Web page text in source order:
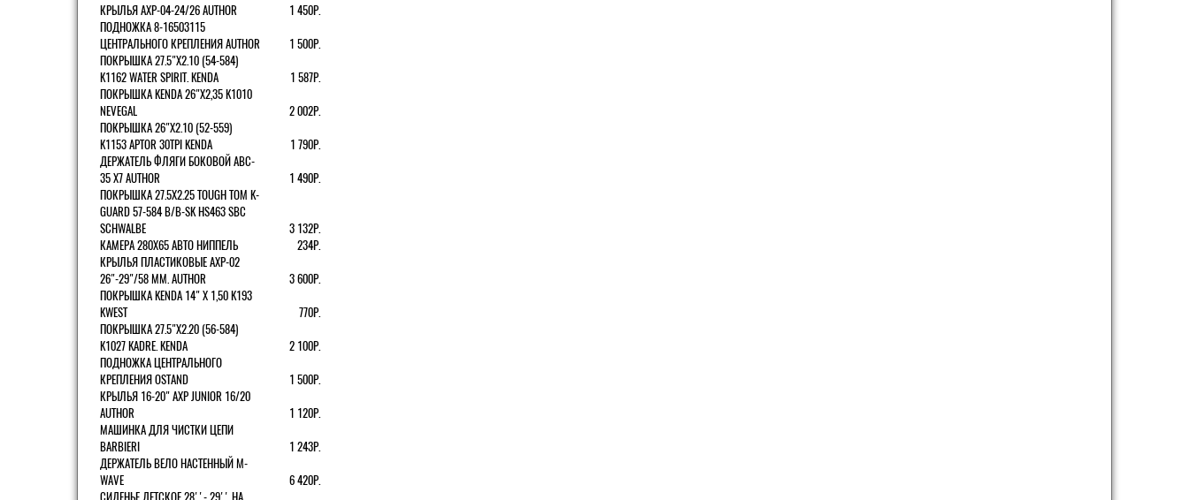
КРЫЛЬЯ AXP-04-24/26 AUTHOR
1 450Р.
ПОДНОЖКА 8-16503115
ЦЕНТРАЛЬНОГО КРЕПЛЕНИЯ AUTHOR
1 500Р.
ПОКРЫШКА 27.5"Х2.10 (54-584)
K1162 WATER SPIRIT. KENDA
1 587Р.
ПОКРЫШКА KENDA 26"Х2,35 K1010
NEVEGAL
2 002Р.
ПОКРЫШКА 26"Х2.10 (52-559)
K1153 APTOR 30TPI KENDA
1 790Р.
ДЕРЖАТЕЛЬ ФЛЯГИ БОКОВОЙ ABC-
35 X7 AUTHOR
1 490Р.
ПОКРЫШКА 27.5X2.25 TOUGH TOM K-
GUARD 57-584 B/B-SK HS463 SBC
SCHWALBE
3 132Р.
КАМЕРА 280Х65 АВТО НИППЕЛЬ
234Р.
КРЫЛЬЯ ПЛАСТИКОВЫЕ AXP-02
26"-29"/58 ММ. AUTHOR
3 600Р.
ПОКРЫШКА KENDA 14" Х 1,50 K193
KWEST
770Р.
ПОКРЫШКА 27.5"Х2.20 (56-584)
K1027 KADRE. KENDA
2 100Р.
ПОДНОЖКА ЦЕНТРАЛЬНОГО
КРЕПЛЕНИЯ OSTAND
1 500Р.
КРЫЛЬЯ 16-20" AXP JUNIOR 16/20
AUTHOR
1 120Р.
МАШИНКА ДЛЯ ЧИСТКИ ЦЕПИ
BARBIERI
1 243Р.
ДЕРЖАТЕЛЬ ВЕЛО НАСТЕННЫЙ M-
WAVE
6 420Р.